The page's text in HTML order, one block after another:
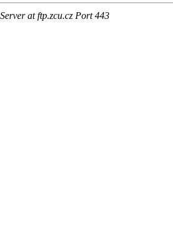
at ftp.zcu.cz Port 443